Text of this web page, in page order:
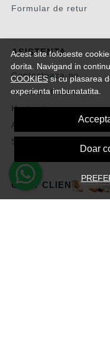
Acest site foloseste
dorita. Navigand in
COOKIESsi cu plasarea
experienta imbunatatita.
Doar
Formular de retur
ASISTENTA
Contacteaza-ne
Intrebari frecvente
Harta site
ANPC
Solutionarea litigiilor
CONT CLIENT